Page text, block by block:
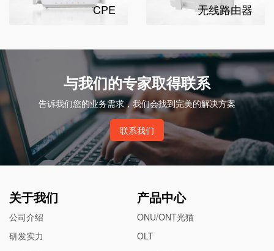
CPE 无线路由器
与我们的专家取得联系
告诉我们您的业务需求，我们会找到完美的解决方案
联系我们
关于我们
公司介绍
研发实力
产品中心
ONU/ONT光猫
OLT